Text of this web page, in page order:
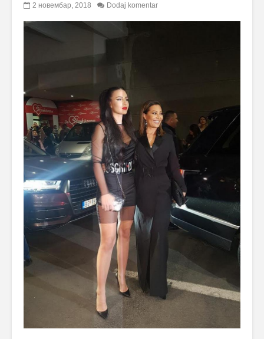
2 новембар, 2018 Dodaj komentar